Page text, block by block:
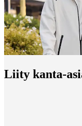
Liity kanta-